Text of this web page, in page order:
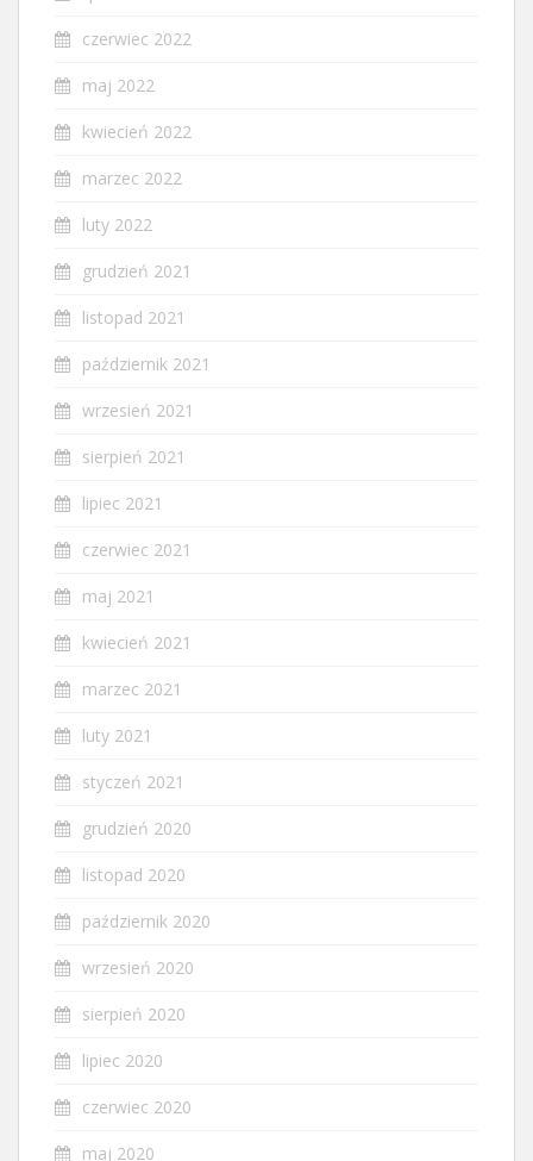
czerwiec 2022
maj 2022
kwiecień 2022
marzec 2022
luty 2022
grudzień 2021
listopad 2021
październik 2021
wrzesień 2021
sierpień 2021
lipiec 2021
czerwiec 2021
maj 2021
kwiecień 2021
marzec 2021
luty 2021
styczeń 2021
grudzień 2020
listopad 2020
październik 2020
wrzesień 2020
sierpień 2020
lipiec 2020
czerwiec 2020
maj 2020